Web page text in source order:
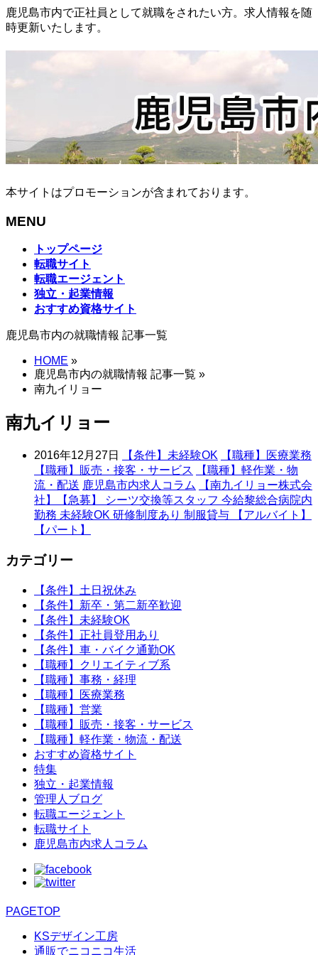
鹿児島市内で正社員として就職をされたい方。求人情報を随
時更新いたします。
本サイトはプロモーションが含まれております。
MENU
ば
トップページ
転職サイト
転職エージェント
独立・起業情報
おすすめ資格サイト
鹿児島市内の就職情報 記事一覧
HOME »
鹿児島市内の就職情報 記事一覧 »
南九イリョー
南九イリョー
2016年12月27日 【条件】未経験OK
【職種】医療業務
【職種】販売・接客・サービス
【職種】軽作業・物
流・配送 鹿児島市内求人コラム
【南九イリョー株式会
社】【急募】 シーツ交換等スタッフ 今給黎総合病院内
勤務 未経験OK 研修制度あり 制服貸与 【アルバイト】
【パート】
カテゴリー
【条件】土日祝休み
【条件】新卒・第二新卒歓迎
【条件】未経験OK
【条件】正社員登用あり
【条件】車・バイク通勤OK
【職種】クリエイティブ系
【職種】事務・経理
【職種】医療業務
【職種】営業
【職種】販売・接客・サービス
【職種】軽作業・物流・配送
おすすめ資格サイト
特集
独立・起業情報
管理人ブログ
転職エージェント
転職サイト
鹿児島市内求人コラム
PAGETOP
KSデザイン工房
通販でニコニコ生活